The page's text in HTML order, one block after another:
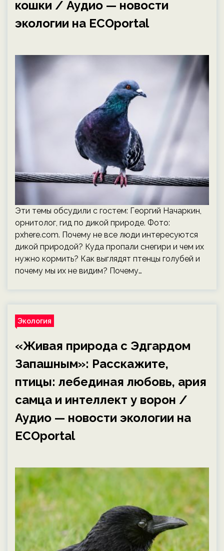
кошки / Аудио — новости
экологии на ECOportal
Эти темы обсудили с гостем: Георгий Начаркин,
орнитолог, гид по дикой природе. Фото:
pxhere.com. Почему не все люди интересуются
дикой природой? Куда пропали снегири и чем их
нужно кормить? Как выглядят птенцы голубей и
почему мы их не видим? Почему…
Экология
«Живая природа с Эдгардом
Запашным»: Расскажите,
птицы: лебединая любовь, ария
самца и интеллект у ворон /
Аудио — новости экологии на
ECOportal